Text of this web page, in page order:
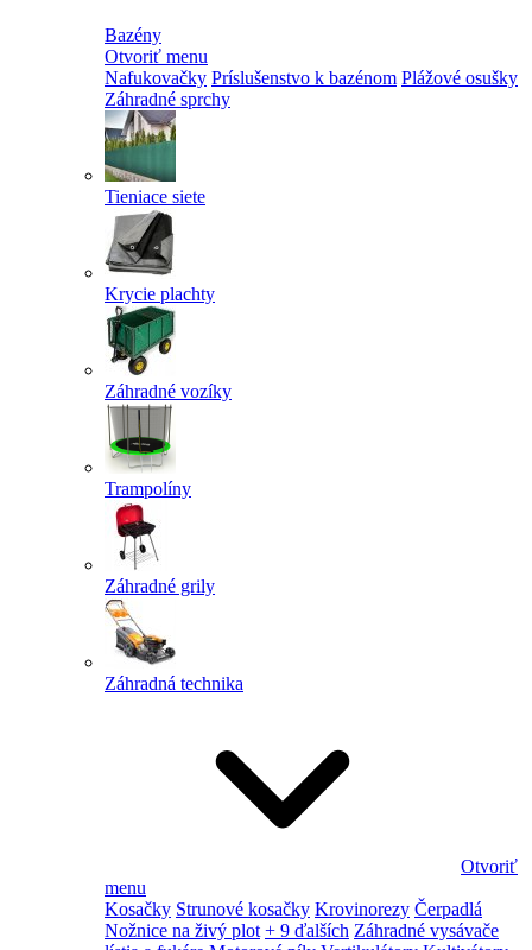
Bazény
Otvoriť menu
Nafukovačky Príslušenstvo k bazénom Plážové osušky
Záhradné sprchy
Tieniace siete
Krycie plachty
Záhradné vozíky
Trampolíny
Záhradné grily
Záhradná technika
Otvoriť
menu
Kosačky Strunové kosačky Krovinorezy Čerpadlá
Nožnice na živý plot + 9 ďalších Záhradné vysávače